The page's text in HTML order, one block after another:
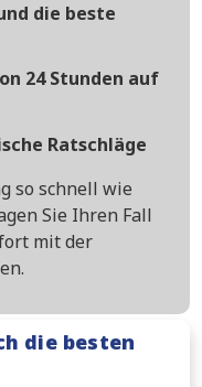
die beste
24 Stunden auf
Ratschläge
so schnell wie
Sie Ihren Fall
mit der
die besten